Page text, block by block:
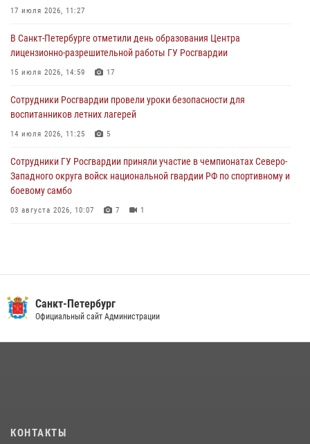
06 августа 2026, 07:30
В Выборгском районе наряд Росгвардии обнаружил
разыскиваемый преступный автотранспорт
05 августа 2026, 12:25 2
Петербургские росгвардейцы обнаружили объявленный в розыск
автомобиль, ранее использовавшийся при совершении кражи в
Ленобласти
17 июля 2026, 11:27
В Санкт-Петербурге отметили день образования Центра
лицензионно-разрешительной работы ГУ Росгвардии
15 июля 2026, 14:59 17
Сотрудники Росгвардии провели уроки безопасности для
воспитанников летних лагерей
14 июля 2026, 11:25 5
Сотрудники ГУ Росгвардии приняли участие в чемпионатах Северо-
Западного округа войск национальной гвардии РФ по спортивному и
боевому самбо
03 августа 2026, 10:07 7 1
В Красногвардейском районе росгвардейцы задержали хулигана,
угрожавшего мужчине пневматическим пистолетом
на III Международном петербургском цифровом форуме
Санкт-Петербург
Официальный сайт Администрации
КОНТАКТЫ